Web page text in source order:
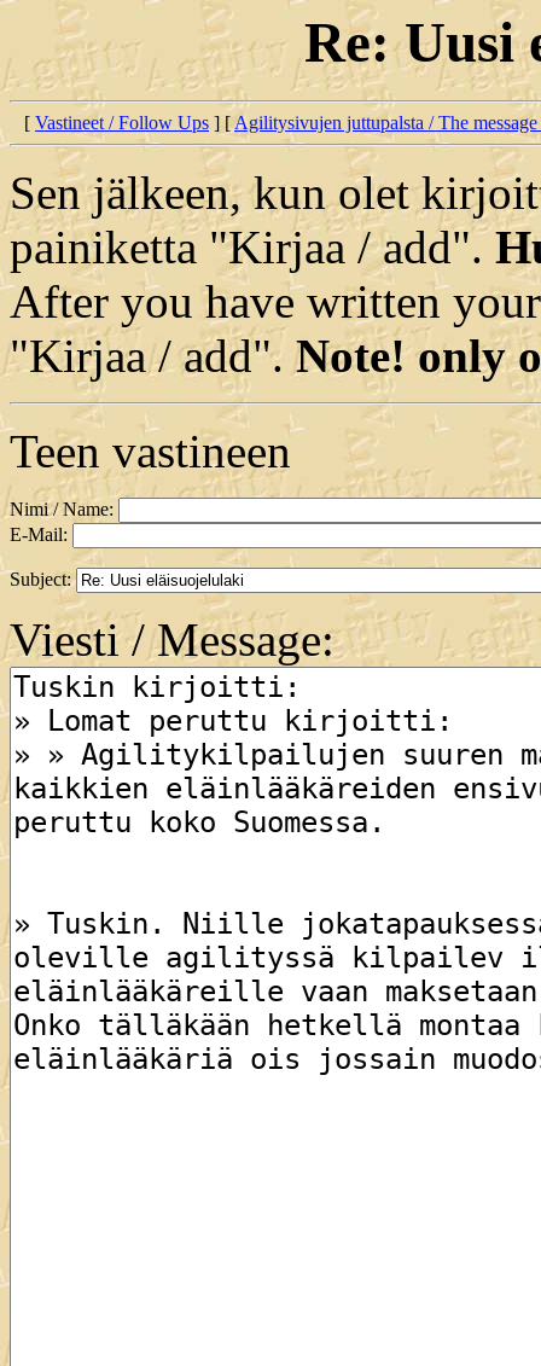
Re: Uusi
[ Vastineet / Follow Ups ] [Agilitysivujen juttupalsta / The
Sen jälkeen, kun olet
painiketta "Kirjaa / add".
After you have written
"Kirjaa / add". Note! only
Teen vastineen
Nimi / Name:
E-Mail:
Subject:
Viesti / Message: